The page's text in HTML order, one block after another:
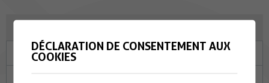
Ma Me Je Ve Sa
DÉCLARATION DE CONSENTEMENT AUX
COOKIES